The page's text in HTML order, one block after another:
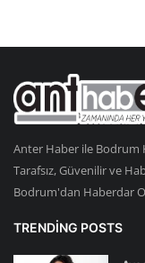
Anter Haber ile Bodrum
Tarafsız, Güvenilir ve
Bodrum'dan Haberdar
TRENDING POSTS